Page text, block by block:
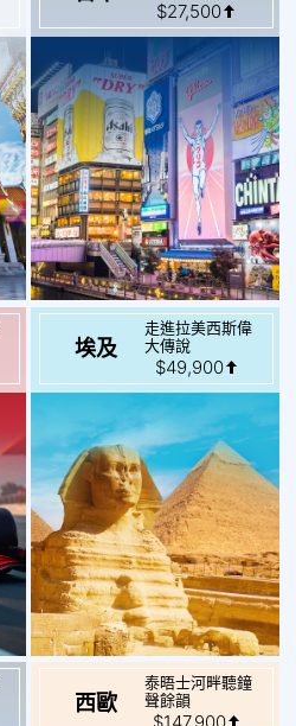
埃及
走進拉美西斯偉
大傳說
$49,900
西歐
泰晤士河畔聽鐘
聲餘韻
$147,900